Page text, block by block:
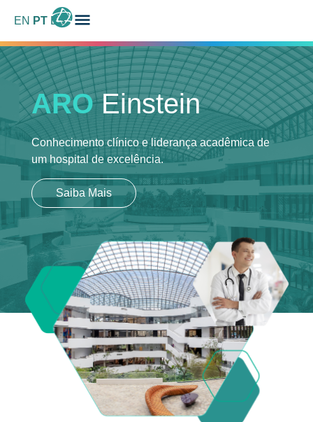
EN PT ES
ARO Einstein
Conhecimento clínico e liderança acadêmica de
um hospital de excelência.
Saiba Mais